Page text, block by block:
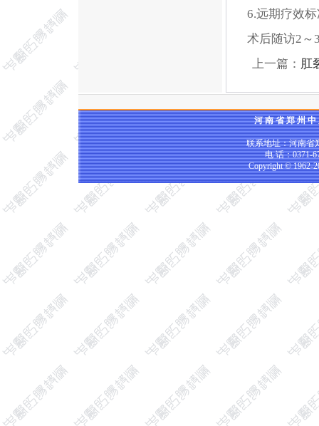
6.远期疗效
术后随访2～
上一篇： 肛
河 南 省 郑 州 中
联系地址：河南省
电 话：0371-
Copyright © 1962-